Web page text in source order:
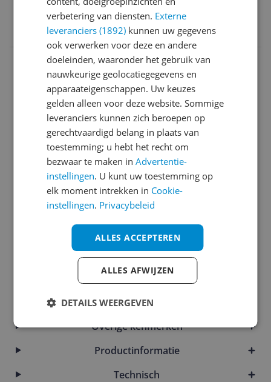
7333394022482
Algemeen
Capaciteit
Droogkenmerken
Energie
Energie- en waterverbruik
Functies
Fysieke kenmerken
Garantie & motor
Instellingen en functies
Introductie en ondersteuning
Mogelijke vereisten instellen en gebruik
Overige kenmerken
Productinformatie
Technisch
verbetering van diensten. Externe
leveranciers (1892) kunnen uw gegevens
ook verwerken voor deze en andere
doeleinden, waaronder het gebruik van
nauwkeurige geolocatiegegevens en
apparaateigenschappen. Uw keuzes
gelden alleen voor deze website. Sommige
leveranciers kunnen zich beroepen op
gerechtvaardigd belang in plaats van
toestemming; u hebt het recht om
bezwaar te maken inAdvertentie-
instellingen. U kunt uw toestemming op
elk moment intrekken in Cookie-
instellingen. Privacybeleid
ALLES ACCEPTEREN
ALLES AFWIJZEN
DETAILS WEERGEVEN